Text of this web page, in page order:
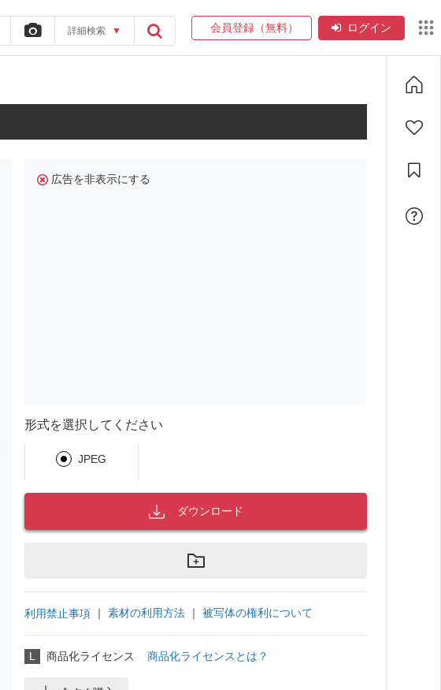
詳細検索 ▼ 会員登録（無料） ログイン
広告を非表示にする
形式を選択してください
JPEG
ダウンロード
利用禁止事項 ｜ 素材の利用方法 ｜ 被写体の権利について
L 商品化ライセンス 商品化ライセンスとは？